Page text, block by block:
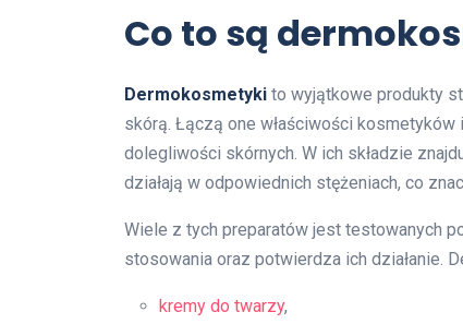
Co to są
Dermokosmetyki to wyjątkowe produkty
skórą. Łączą one właściwości
dolegliwości skórnych. W ich składzie
działają w odpowiednich stężeniach, co
Wiele z tych preparatów jest testowanych
stosowania oraz potwierdza ich działanie.
kremy do twarzy,